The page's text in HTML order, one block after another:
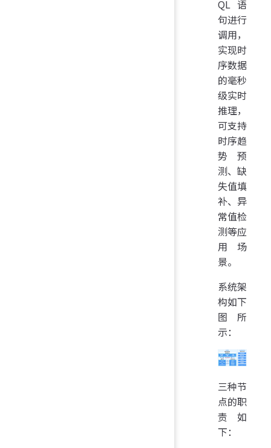
QL 语
句进行
调用，
实现时
序数据
的毫秒
级实时
推理，
可支持
时序趋
势预
测、缺
失值填
补、异
常值检
测等应
用场
景。
系统架
构如下
图所
示：
三种节
点的职
责如
下：